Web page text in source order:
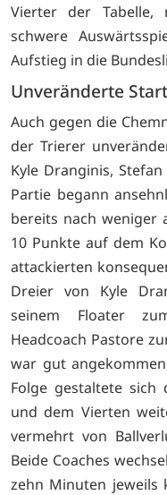
Vierter der Tabelle,
schwere
Aufstieg in die
Unveränderte
Auch gegen die
der Trierer
Kyle Dranginis,
Partie begann
bereits nach weniger
10 Punkte auf dem
attackierten
Dreier von Kyle
seinem Floater
Headcoach Pastore
war gut
Folge gestaltete sich
und dem Vierten
vermehrt von
Beide Coaches
zehn Minuten